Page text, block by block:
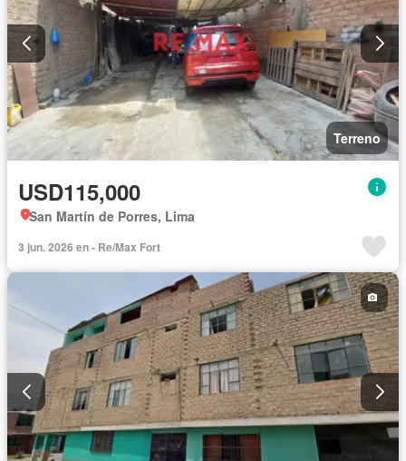
Terreno
USD115,000
San Martín de Porres, Lima
3 jun. 2026 en - Re/Max Fort